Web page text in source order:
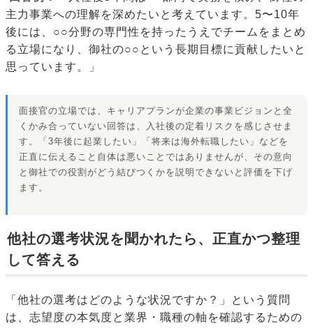
主力事業への理解を深めたいと考えています。5〜10年
後には、○○分野の専門性を持ったうえでチームをまとめ
る立場になり、御社の○○という長期目標に貢献したいと
思っています。」
面接官の立場では、キャリアプランが企業の事業ビジョンと全
くかみ合っていない回答は、入社後の定着リスクを感じさせま
す。「3年後に起業したい」「将来は海外転職したい」などを
正直に伝えること自体は悪いことではありませんが、その意向
と御社での役割がどう結びつくかを説明できないと評価を下げ
ます。
他社の選考状況を聞かれたら、正直かつ整理
して答える
「他社の選考はどのような状況ですか？」という質問
は、志望度の本気度と業界・職種の軸を確認するための